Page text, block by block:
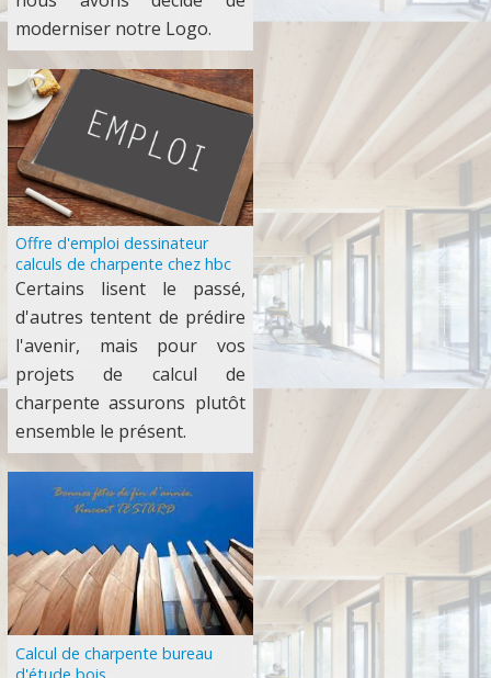
moderniser notre Logo.
Offre d'emploi dessinateur
calculs de charpente chez hbc
Certains lisent le passé,
d'autres tentent de prédire
l'avenir, mais pour vos
projets de calcul de
charpente assurons plutôt
ensemble le présent.
Calcul de charpente bureau